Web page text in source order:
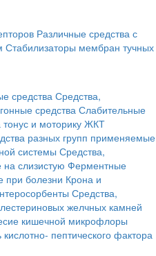
Различные средства с
Стабилизаторы мембран тучных
средства Средства,
средства Слабительные
и моторику ЖКТ
разных групп применяемые
системы Средства,
слизистую Ферментные
болезни Крона и
Средства,
желчных камней
кишечной микрофлоры
пептического фактора